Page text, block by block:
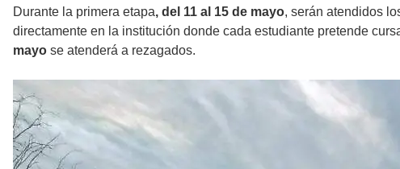
Durante la primera etapa, del 11 al 15 de mayo, serán atendidos
directamente en la institución donde cada estudiante pretende
mayo se atenderá a rezagados.